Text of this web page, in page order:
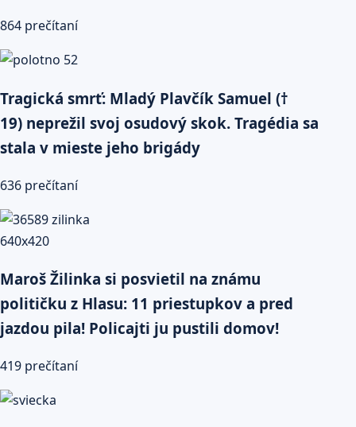
864 prečítaní
Tragická smrť: Mladý Plavčík Samuel (†
19) neprežil svoj osudový skok. Tragédia sa
stala v mieste jeho brigády
636 prečítaní
Maroš Žilinka si posvietil na známu
političku z Hlasu: 11 priestupkov a pred
jazdou pila! Policajti ju pustili domov!
419 prečítaní